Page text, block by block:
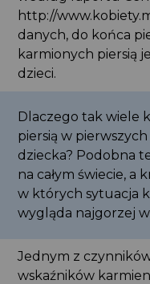
http://
danych, do końca
karmionych piersią
dzieci.
Dlaczego tak wiele
piersią w
dziecka? Podobna
na całym świecie, a
w których sytuacja
wygląda najgorzej
Jednym z
wskaźników